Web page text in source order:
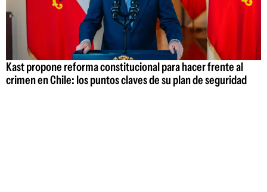
Kast propone reforma constitucional para hacer frente al
crimen en Chile: los puntos claves de su plan de seguridad